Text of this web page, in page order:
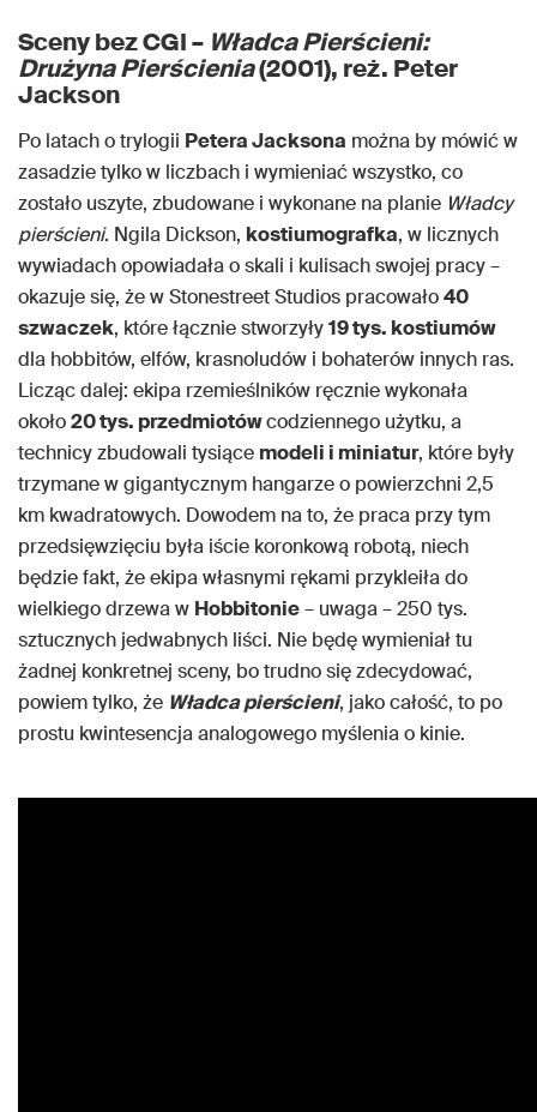
Sceny bez CGI – Władca Pierścieni:
Drużyna Pierścienia(2001), reż. Peter
Jackson
Po latach o trylogii Petera Jacksona można by mówić w
zasadzie tylko w liczbach i wymieniać wszystko, co
zostało uszyte, zbudowane i wykonane na planie Władcy
pierścieni. Ngila Dickson, kostiumografka, w licznych
wywiadach opowiadała o skali i kulisach swojej pracy –
okazuje się, że w Stonestreet Studios pracowało40
szwaczek, które łącznie stworzyły19 tys. kostiumów
dla hobbitów, elfów, krasnoludów i bohaterów innych ras.
Licząc dalej: ekipa rzemieślników ręcznie wykonała
około20 tys. przedmiotówcodziennego użytku, a
technicy zbudowali tysiące modeli i miniatur, które były
trzymane w gigantycznym hangarze o powierzchni 2,5
km kwadratowych. Dowodem na to, że praca przy tym
przedsięwzięciu była iście koronkową robotą, niech
będzie fakt, że ekipa własnymi rękami przykleiła do
wielkiego drzewa w Hobbitonie– uwaga – 250 tys.
sztucznych jedwabnych liści. Nie będę wymieniał tu
żadnej konkretnej sceny, bo trudno się zdecydować,
powiem tylko, że Władca pierścieni, jako całość, to po
prostu kwintesencja analogowego myślenia o kinie.